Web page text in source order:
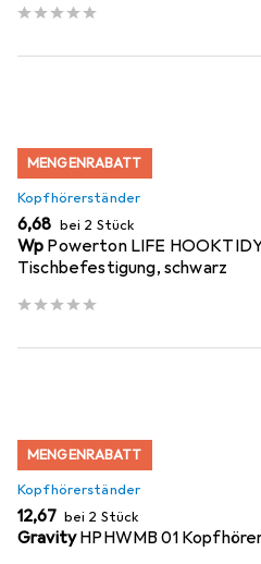
MENGENRABATT
Kopfhörerständer
EUR
6,68 bei 2 Stück
Wp Powerton LIFE
Tischbefestigung, schwarz
MENGENRABATT
Kopfhörerständer
EUR
12,67 bei 2 Stück
GravityHPHWMB 01